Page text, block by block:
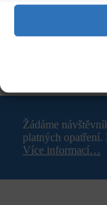
50 minut
Žádáme
platných opatření.
Více informací…